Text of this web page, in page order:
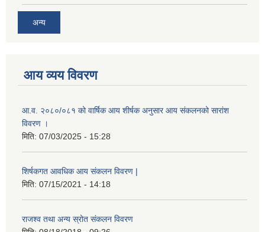
अन्य
आय व्यय विवरण
आ.व. २०८०/०८१ को वार्षिक आय शीर्षक अनुसार आय संकलनको सारांश
विवरण ।
मिति: 07/03/2025 - 15:28
शिर्षकगत आवधिक आय संकलन विवरण |
मिति: 07/15/2021 - 14:18
राजश्व तथा अन्य स्रोत संकलन विवरण